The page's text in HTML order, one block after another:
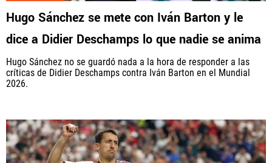
Hugo Sánchez se mete con Iván Barton y le
dice a Didier Deschamps lo que nadie se anima
Hugo Sánchez no se guardó nada a la hora de responder a las
críticas de Didier Deschamps contra Iván Barton en el Mundial
2026.